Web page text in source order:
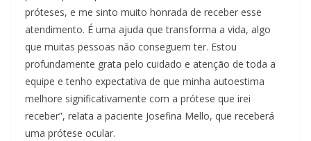
próteses, e me sinto muito honrada de receber esse
atendimento. É uma ajuda que transforma a vida, algo
que muitas pessoas não conseguem ter. Estou
profundamente grata pelo cuidado e atenção de toda a
equipe e tenho expectativa de que minha autoestima
melhore significativamente com a prótese que irei
receber”, relata a paciente Josefina Mello, que receberá
uma prótese ocular.